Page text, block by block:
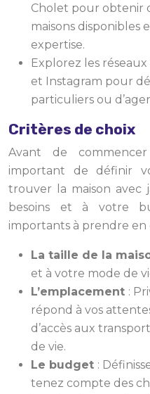
Cholet pour obtenir
maisons disponibles
expertise.
Explorez les
et Instagram pour
particuliers ou
Critères de choix
Avant de
important de définir
trouver la maison avec
besoins et à votre
importants à prendre
La taille de la
et à votre mode de
L’emplacement :
répond à vos
d’accès aux
de vie.
Le budget :
tenez compte des